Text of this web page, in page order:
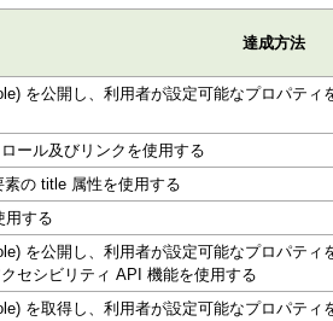
達成方法
を公開し、利用者が設定可能なプロパティ
ール及びリンクを使用する
の title 属性を使用する
用する
を公開し、利用者が設定可能なプロパテ
セシビリティ API 機能を使用する
を取得し、利用者が設定可能なプロパテ